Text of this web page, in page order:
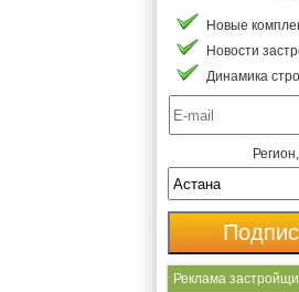
Новые
Новости
Динамика
Реклама